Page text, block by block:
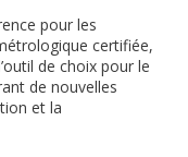
pour les
certifiée,
de choix pour le
de nouvelles
et la